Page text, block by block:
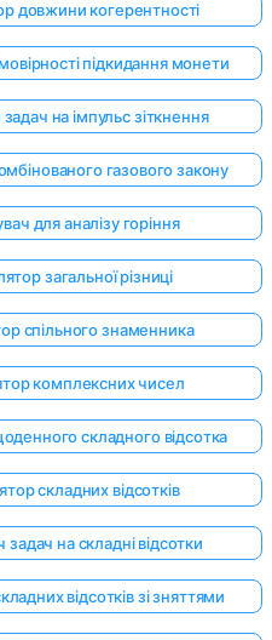
довжини когерентності
підкидання монети
на імпульс зіткнення
газового закону
для аналізу горіння
загальної різниці
спільного знаменника
комплексних чисел
складного відсотка
складних відсотків
на складні відсотки
відсотків зі зняттями